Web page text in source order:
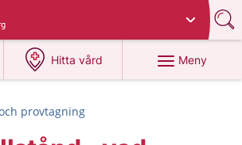
region
Hitta vård
på 1177.se
Meny
provtagning